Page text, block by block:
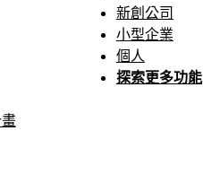
新創公司
小型企業
個人
探索更多功能